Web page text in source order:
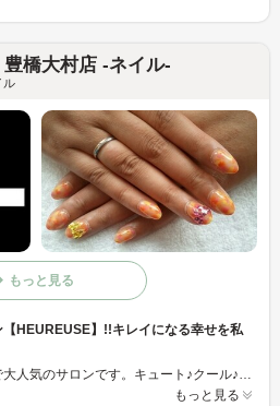
橋大村店 -ネイル-
ル
もっと見る
HEUREUSE】!!キレイになる幸せを私
もっと見る